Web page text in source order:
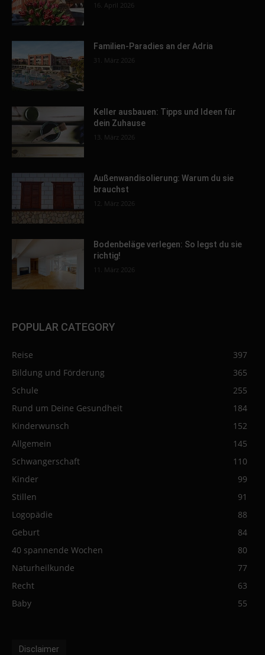
16. April 2026
Familien-Paradies an der Adria
31. März 2026
Keller ausbauen: Tipps und Ideen für
dein Zuhause
13. März 2026
Außenwandisolierung: Warum du sie
brauchst
12. März 2026
Bodenbeläge verlegen: So legst du sie
richtig!
11. März 2026
POPULAR CATEGORY
Reise
397
Bildung und Förderung
365
Schule
255
Rund um Deine Gesundheit
184
Kinderwunsch
152
Allgemein
145
Schwangerschaft
110
Kinder
99
Stillen
91
Logopädie
88
Geburt
84
40 spannende Wochen
80
Naturheilkunde
77
Recht
63
Baby
55
Disclaimer